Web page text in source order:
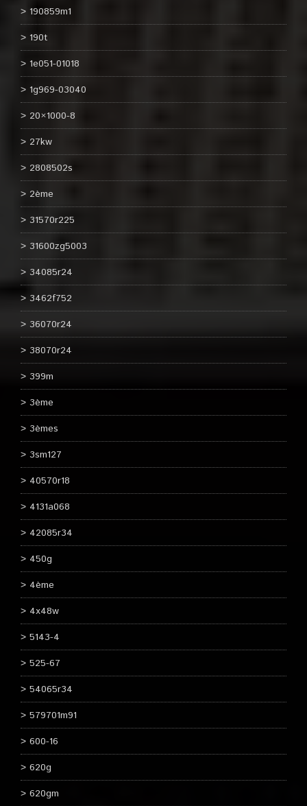
190859m1
190t
1e051-01018
1g969-03040
20×1000-8
27kw
2808502s
2ème
31570r225
31600zg5003
34085r24
3462f752
36070r24
38070r24
399m
3ème
3èmes
3sm127
40570r18
4131a068
42085r34
450g
4ème
4x48w
5143-4
525-67
54065r34
579701m91
600-16
620g
620gm